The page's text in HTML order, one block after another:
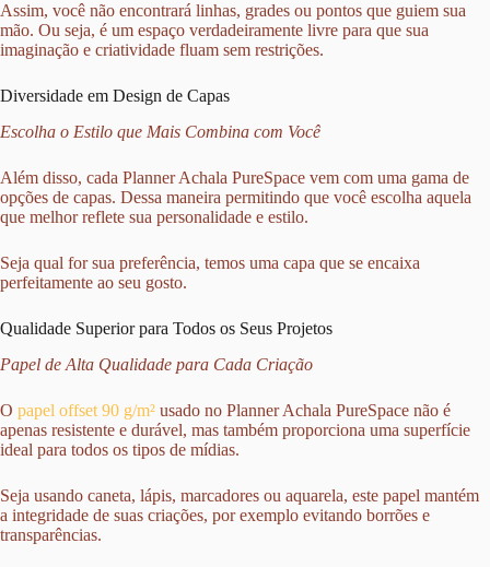
Assim, você não encontrará linhas, grades ou pontos que guiem sua
mão. Ou seja, é um espaço verdadeiramente livre para que sua
imaginação e criatividade fluam sem restrições.
Diversidade em Design de Capas
Escolha o Estilo que Mais Combina com Você
Além disso, cada Planner Achala PureSpace vem com uma gama de
opções de capas. Dessa maneira permitindo que você escolha aquela
que melhor reflete sua personalidade e estilo.
Seja qual for sua preferência, temos uma capa que se encaixa
perfeitamente ao seu gosto.
Qualidade Superior para Todos os Seus Projetos
Papel de Alta Qualidade para Cada Criação
O papel offset 90 g/m² usado no Planner Achala PureSpace não é
apenas resistente e durável, mas também proporciona uma superfície
ideal para todos os tipos de mídias.
Seja usando caneta, lápis, marcadores ou aquarela, este papel mantém
a integridade de suas criações, por exemplo evitando borrões e
transparências.